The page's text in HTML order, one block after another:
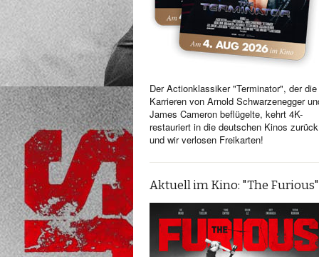
Der Actionklassiker "Terminator", der die
Karrieren von Arnold Schwarzenegger
James Cameron beflügelte, kehrt 4K-
restauriert in die deutschen Kinos zurück
und wir verlosen Freikarten!
Aktuell im Kino: "The Furious"